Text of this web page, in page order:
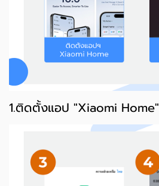
1.ติดตั้งแอป "Xiaomi Home"